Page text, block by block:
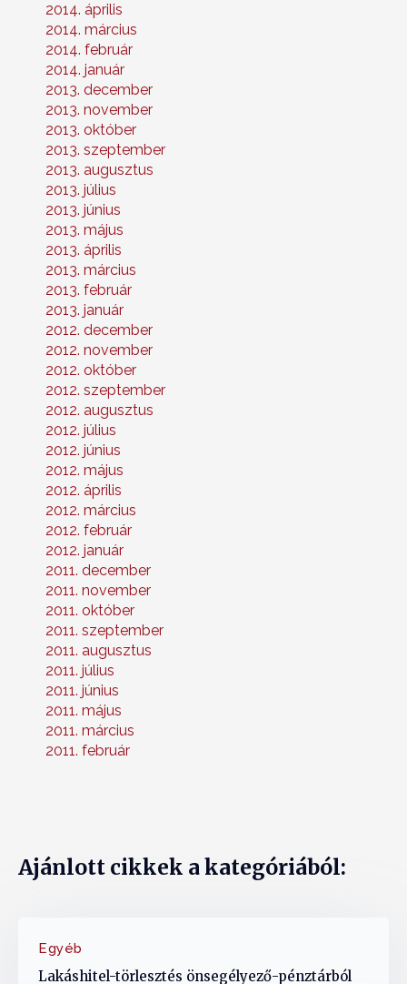
2014. április
2014. március
2014. február
2014. január
2013. december
2013. november
2013. október
2013. szeptember
2013. augusztus
2013. július
2013. június
2013. május
2013. április
2013. március
2013. február
2013. január
2012. december
2012. november
2012. október
2012. szeptember
2012. augusztus
2012. július
2012. június
2012. május
2012. április
2012. március
2012. február
2012. január
2011. december
2011. november
2011. október
2011. szeptember
2011. augusztus
2011. július
2011. június
2011. május
2011. március
2011. február
Ajánlott cikkek a kategóriából:
Egyéb
Lakáshitel-törlesztés önsegélyező-pénztárból